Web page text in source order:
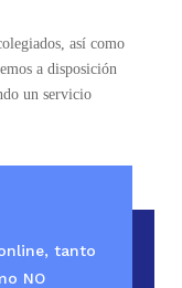
así como
a disposición
un servicio
tanto
NO